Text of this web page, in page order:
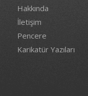
Hakkında
İletişim
Pencere
Karikatür Yazıları